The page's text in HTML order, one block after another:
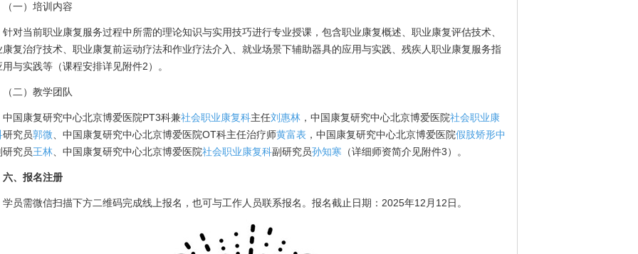
（一）培训内容
针对当前职业康复服务过程中所需的理论知识与实用技巧进行专业授课，包含职业康复概述、职业康复评估技术、
康复治疗技术、职业康复前运动疗法和作业疗法介入、就业场景下辅助器具的应用与实践、残疾人职业康复服务指
与实践等（课程安排详见附件2）。
（二）教学团队
中国康复研究中心北京博爱医院PT3科兼社会职业康复科主任刘惠林，中国康复研究中心北京博爱医院社会职业康
研究员郭微 、中国康复研究中心北京博爱医院OT科主任治疗师黄富表 ，中国康复研究中心北京博爱医院假肢矫形中
研究员王林、中国康复研究中心北京博爱医院社会职业康复科副研究员孙知寒 （详细师资简介见附件3）。
六、报名注册
学员需微信扫描下方二维码完成线上报名，也可与工作人员联系报名。报名截止日期：2025年12月12日。